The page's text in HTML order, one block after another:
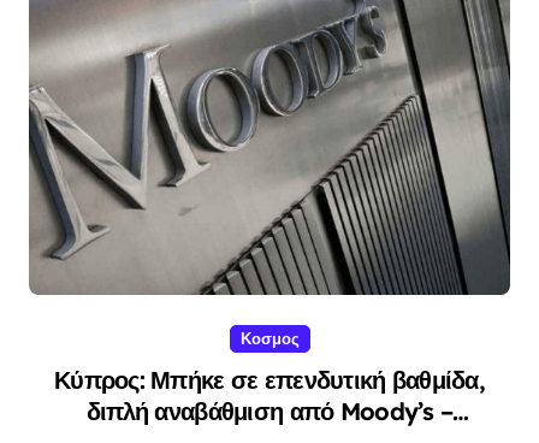
Κοσμος
Κύπρος: Μπήκε σε επενδυτική βαθμίδα,
διπλή αναβάθμιση από Moody’s –